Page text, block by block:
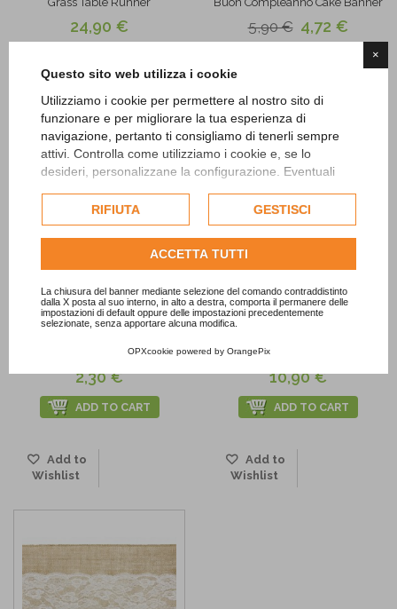
×
Questo sito web utilizza i cookie
Utilizziamo i cookie per permettere al nostro sito di
funzionare e per migliorare la tua esperienza di
navigazione, pertanto ti consigliamo di tenerli sempre
attivi. Controlla come utilizziamo i cookie e, se lo
desideri, personalizzane la configurazione. Eventuali
esclusivamente previa acquisizione del consenso
dell'utente.
Consulta l'informativa cookie completa.
RIFIUTA GESTISCI
ACCETTA TUTTI
La chiusura del banner mediante selezione del comando contraddistinto
dalla X posta al suo interno, in alto a destra, comporta il permanere delle
impostazioni di default oppure delle impostazioni precedentemente
selezionate, senza apportare alcuna modifica.
OPXcookie powered by OrangePix
24,90 €
Add to
Wishlist
5,90 € 4,72 €
Add to
Wishlist
Wooden Cutlery 18pc
2,30 €
ADD TO CART
Add to
Wishlist
Burlap Table Runner 5m
10,90 €
ADD TO CART
Add to
Wishlist